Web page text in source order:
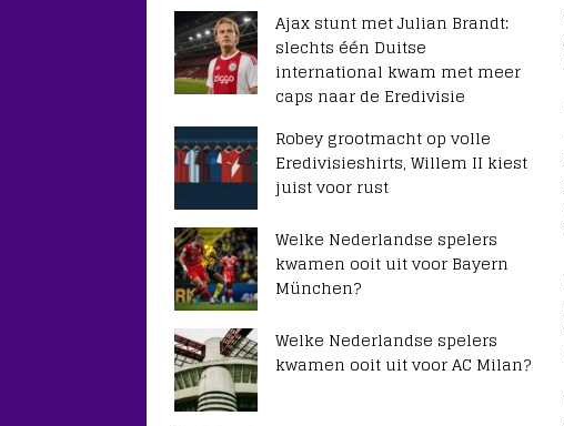
Ajax stunt met Julian Brandt:
slechts één Duitse
international kwam met meer
caps naar de Eredivisie
Robey grootmacht op volle
Eredivisieshirts, Willem II kiest
juist voor rust
Welke Nederlandse spelers
kwamen ooit uit voor Bayern
München?
Welke Nederlandse spelers
kwamen ooit uit voor AC Milan?